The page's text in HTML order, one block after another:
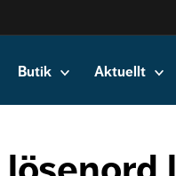
Butik Aktuellt